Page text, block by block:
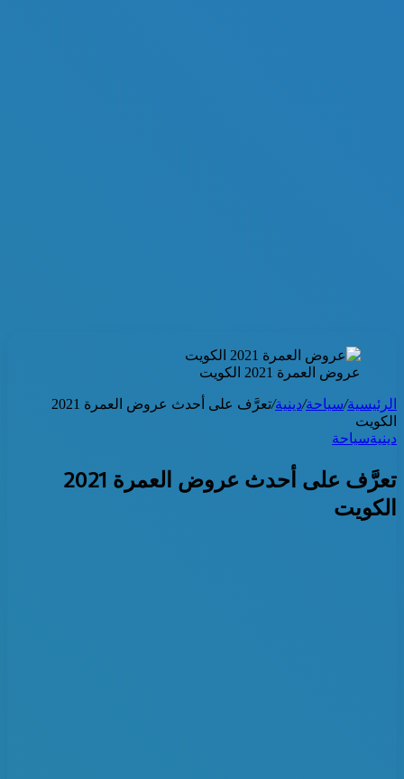
عروض العمرة 2021 الكويت
الرئيسية/سياحة/دينية/
تعرَّف على أحدث عروض العمرة 2021
الكويت
دينيةسياحة
تعرَّف على أحدث عروض العمرة 2021
الكويت